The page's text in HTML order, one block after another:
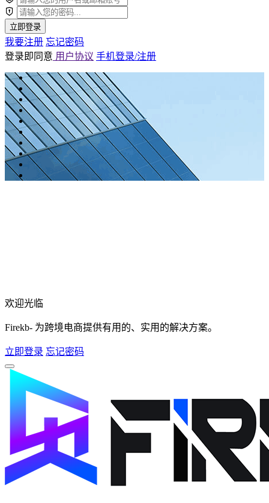
立即登录
我要注册 忘记密码
登录即同意 用户协议 手机登录/注册
欢迎光临
Firekb- 为跨境电商提供有用的、实用的解决方案。
立即登录 忘记密码